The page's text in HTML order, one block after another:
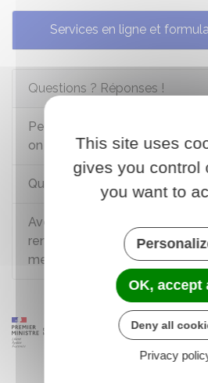
Services en ligne et
Questions ? Réponses !
Peut-on se faire rembourser
on rate ou annule son vol ?
Quels sont les objets interdits
Avec quels documents un
rendre dans les départements
mer (Drom) ?
This site uses
gives you control
you want to
OK, accept
Deny all
Privacy